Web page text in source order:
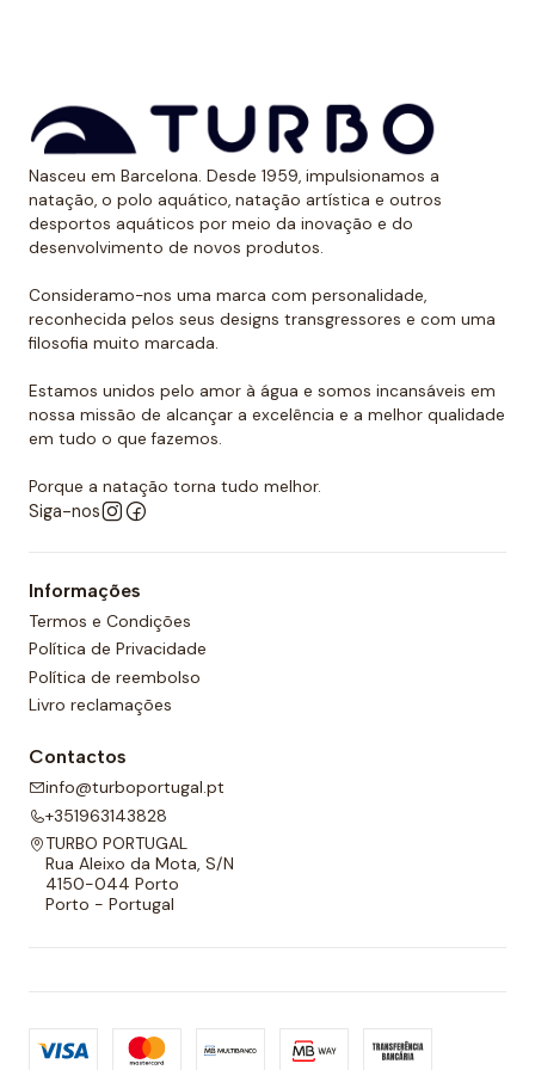
habitual. No caso de compará-lo com o fato de banho
Turbo com alças finas, sugerimos optar por um
tamanho maior, já que são um pouco menores.
Nasceu em Barcelona. Desde 1959, impulsionamos a
natação, o polo aquático, natação artística e outros
desportos aquáticos por meio da inovação e do
desenvolvimento de novos produtos.
Consideramo-nos uma marca com personalidade,
reconhecida pelos seus designs transgressores e com uma
filosofia muito marcada.
Estamos unidos pelo amor à água e somos incansáveis em
nossa missão de alcançar a excelência e a melhor qualidade
em tudo o que fazemos.
Porque a natação torna tudo melhor.
Siga-nos
Informações
Termos e Condições
Política de Privacidade
Política de reembolso
Livro reclamações
Contactos
info@turboportugal.pt
+351963143828
TURBO PORTUGAL
Rua Aleixo da Mota, S/N
4150-044 Porto
Porto - Portugal